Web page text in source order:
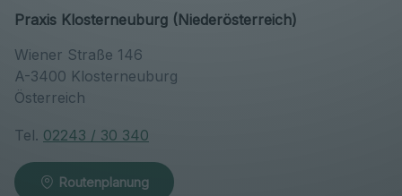
Praxis Klosterneuburg (Niederösterreich)
Wiener Straße 146
A-3400 Klosterneuburg
Österreich
Tel. 02243 / 30 340
Routenplanung